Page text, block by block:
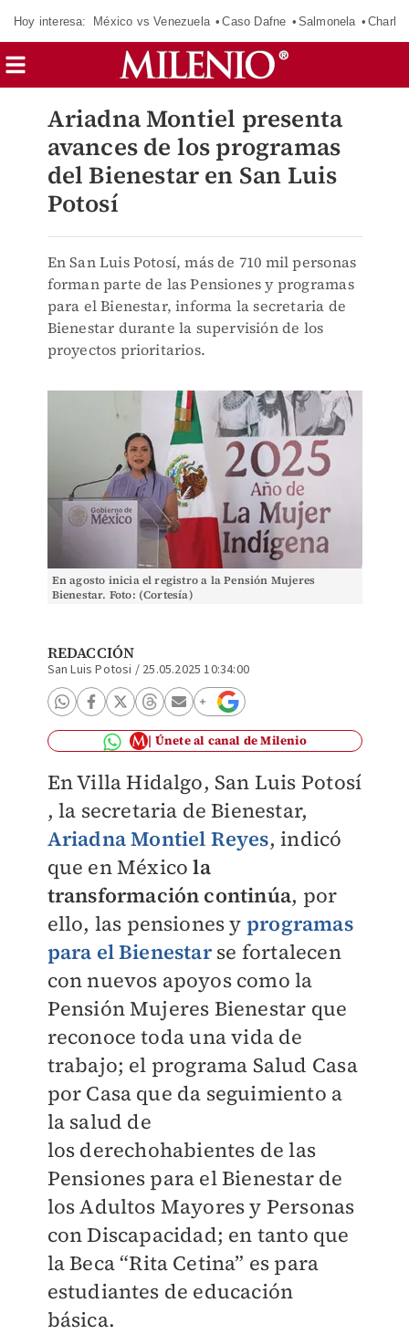
Hoy interesa: México vs Venezuela Caso Dafne Salmonela
Ariadna Montiel presenta
avances de los programas
del Bienestar en San Luis
Potosí
En San Luis Potosí, más de 710 mil personas
forman parte de las Pensiones y programas
para el Bienestar, informa la secretaria de
Bienestar durante la supervisión de los
proyectos prioritarios.
En agosto inicia el registro a la Pensión Mujeres
Bienestar. Foto: (Cortesía)
REDACCIÓN
San Luis Potosi / 25.05.2025 10:34:00
Únete al canal de Milenio
En Villa Hidalgo, San Luis Potosí
, la secretaria de Bienestar,
Ariadna Montiel Reyes, indicó
que en México la
transformación continúa, por
ello, las pensiones y programas
para el Bienestar se fortalecen
con nuevos apoyos como la
Pensión Mujeres Bienestar que
reconoce todauna vida de
trabajo; el programa Salud Casa
por Casa que da seguimiento a
la salud de
los derechohabientes de las
Pensiones para el Bienestar de
los Adultos Mayores y Personas
conDiscapacidad; en tanto que
la Beca “Rita Cetina” es para
estudiantes de educación
básica.